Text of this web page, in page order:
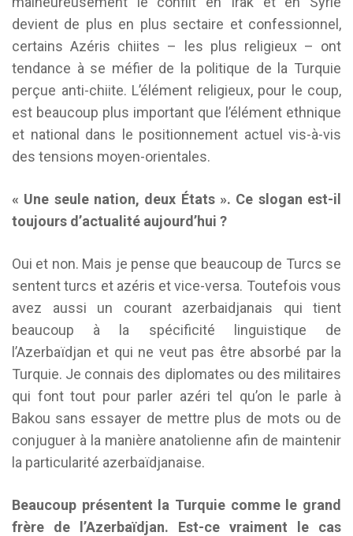
devient de plus en plus sectaire et confessionnel,
certains Azéris chiites – les plus religieux – ont
tendance à se méfier de la politique de la Turquie
perçue anti-chiite. L’élément religieux, pour le coup,
est beaucoup plus important que l’élément ethnique
et national dans le positionnement actuel vis-à-vis
des tensions moyen-orientales.
« Une seule nation, deux États ». Ce slogan est-il
toujours d’actualité aujourd’hui ?
Oui et non. Mais je pense que beaucoup de Turcs se
sentent turcs et azéris et vice-versa. Toutefois vous
avez aussi un courant azerbaidjanais qui tient
beaucoup à la spécificité linguistique de
l’Azerbaïdjan et qui ne veut pas être absorbé par la
Turquie. Je connais des diplomates ou des militaires
qui font tout pour parler azéri tel qu’on le parle à
Bakou sans essayer de mettre plus de mots ou de
conjuguer à la manière anatolienne afin de maintenir
la particularité azerbaïdjanaise.
Beaucoup présentent la Turquie comme le grand
frère de l’Azerbaïdjan. Est-ce vraiment le cas